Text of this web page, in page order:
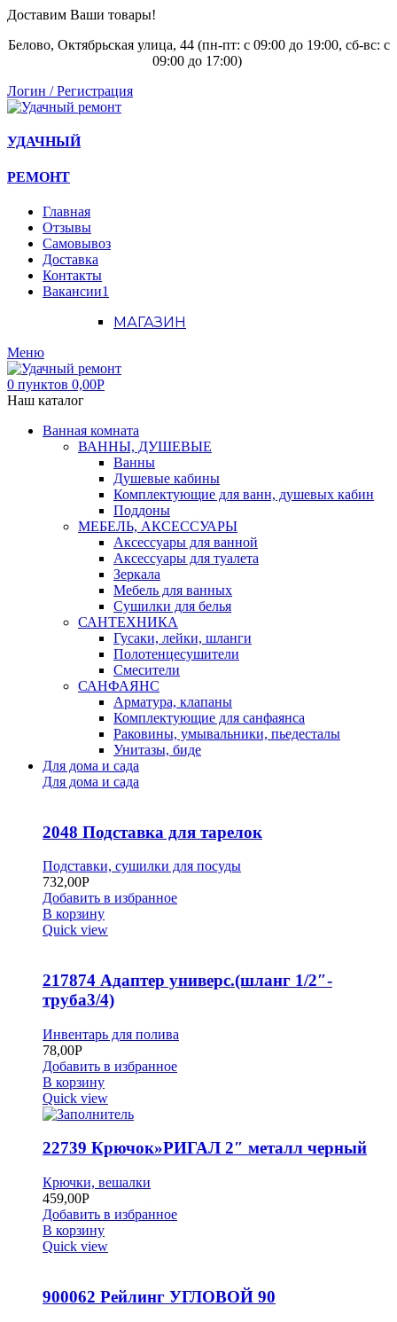
Доставим Ваши товары!
Белово, Октябрьская улица, 44 (пн-пт: с 09:00 до 19:00, сб-вс: с
09:00 до 17:00)
Логин / Регистрация
УДАЧНЫЙ
РЕМОНТ
Главная
Отзывы
Самовывоз
Доставка
Контакты
Вакансии1
МАГАЗИН
Меню
0 пунктов 0,00Р
Наш каталог
Ванная комната
ВАННЫ, ДУШЕВЫЕ
Ванны
Душевые кабины
Комплектующие для ванн, душевых кабин
Поддоны
МЕБЕЛЬ, АКСЕССУАРЫ
Аксессуары для ванной
Аксессуары для туалета
Зеркала
Мебель для ванных
Сушилки для белья
САНТЕХНИКА
Гусаки, лейки, шланги
Полотенцесушители
Смесители
САНФАЯНС
Арматура, клапаны
Комплектующие для санфаянса
Раковины, умывальники, пьедесталы
Унитазы, биде
Для дома и сада
Для дома и сада
2048 Подставка для тарелок
Подставки, сушилки для посуды
732,00Р
Добавить в избранное
В корзину
Quick view
217874 Адаптер универс.(шланг 1/2″-
труба3/4)
Инвентарь для полива
78,00Р
Добавить в избранное
В корзину
Quick view
22739 Крючок»РИГАЛ 2″ металл черный
Крючки, вешалки
459,00Р
Добавить в избранное
В корзину
Quick view
900062 Рейлинг УГЛОВОЙ 90